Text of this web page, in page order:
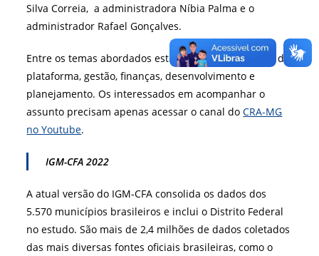
Silva Correia, a administradora Níbia Palma e o
administrador Rafael Gonçalves.
Entre os temas abordados estiveram: a metodologia da
plataforma, gestão, finanças, desenvolvimento e
planejamento. Os interessados em acompanhar o
assunto precisam apenas acessar o canal doCRA-MG
no Youtube.
IGM-CFA 2022
A atual versão do IGM-CFA consolida os dados dos
5.570 municípios brasileiros e inclui o Distrito Federal
no estudo. São mais de 2,4 milhões de dados coletados
das mais diversas fontes oficiais brasileiras, como o